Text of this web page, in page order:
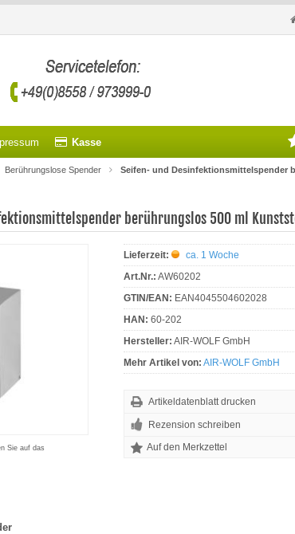
Kasse
Berührungslose Spender Seifen- und Desinfektionsmittelspender
berührungslos 500 ml
Sie auf das
Lieferzeit:
ca. 1 Woche
Art.Nr.: AW60202
GTIN/EAN: EAN4045504602028
HAN: 60-202
Hersteller: AIR-WOLF GmbH
Mehr Artikel von: AIR-WOLF GmbH
Artikeldatenblatt drucken
Rezension schreiben